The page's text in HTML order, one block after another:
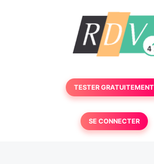
TESTER GRATUITEMENT
SE CONNECTER